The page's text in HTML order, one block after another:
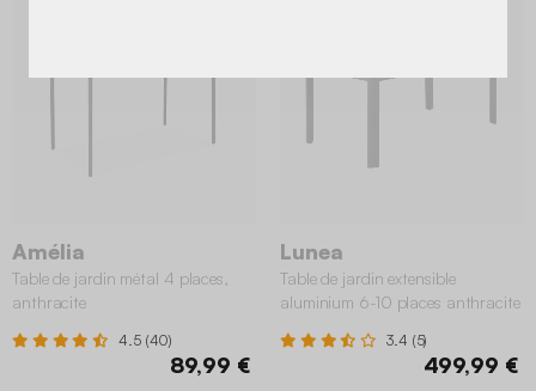
Amélia
Table de jardin métal 4 places,
anthracite
4.5 (40)
89,99 €
Lunea
Table de jardin extensible
aluminium 6-10 places anthracite
3.4 (5)
499,99 €